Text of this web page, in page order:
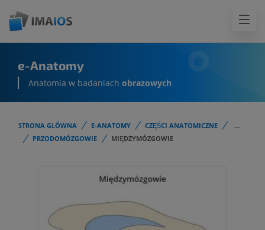
e-Anatomy
Anatomia w badaniach obrazowych
STRONA GŁÓWNA E-ANATOMY CZĘŚCI ANATOMICZNE
...
PRZODOMÓZGOWIE
MIĘDZYMÓZGOWIE